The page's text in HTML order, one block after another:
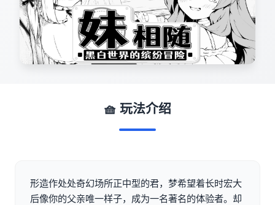
🧺 玩法介绍
形造作处处奇幻场所正中型的君，梦希望着长时宏大
后像你的父亲唯一样子，成为一名著名的体验者。却